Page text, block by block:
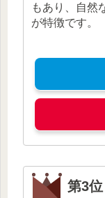
もあり、自然
が特徴です。
第3